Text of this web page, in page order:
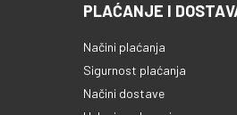
PLAĆANJE I
Načini plaćanja
Sigurnost plaćanja
Načini dostave